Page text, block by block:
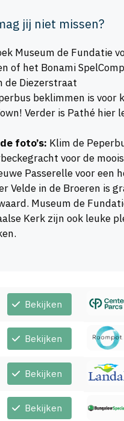
jij niet missen?
Museum de Fundatie
of het Bonami
de Diezerstraat
beklimmen is voor
Verder is Pathé
foto’s: Klim de
voor de
Passerelle voor een
Velde in de Broeren is
Museum de
Kerk zijn ook leuke
Bekijken
Bekijken
Bekijken
Bekijken